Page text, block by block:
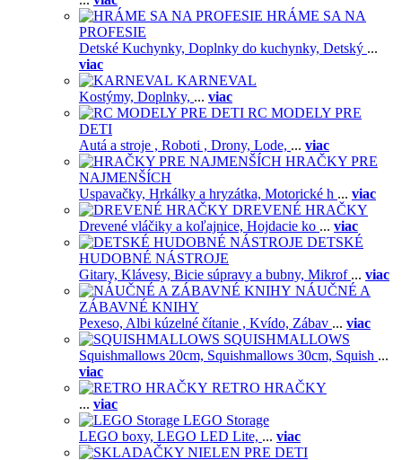
HRÁME SA NA
PROFESIE
Detské Kuchynky, Doplnky do kuchynky, Detský ...
viac
KARNEVAL
Kostýmy, Doplnky, ... viac
RC MODELY PRE
DETI
Autá a stroje , Roboti , Drony, Lode, ... viac
HRAČKY PRE
NAJMENŠÍCH
Uspavačky, Hrkálky a hryzátka, Motorické h ... viac
DREVENÉ HRAČKY
Drevené vláčiky a koľajnice, Hojdacie ko ... viac
DETSKÉ
HUDOBNÉ NÁSTROJE
Gitary, Klávesy, Bicie súpravy a bubny, Mikrof ... viac
NÁUČNÉ A
ZÁBAVNÉ KNIHY
Pexeso, Albi kúzelné čítanie , Kvído, Zábav ... viac
SQUISHMALLOWS
Squishmallows 20cm, Squishmallows 30cm, Squish ...
viac
RETRO HRAČKY
... viac
LEGO Storage
LEGO boxy, LEGO LED Lite, ... viac